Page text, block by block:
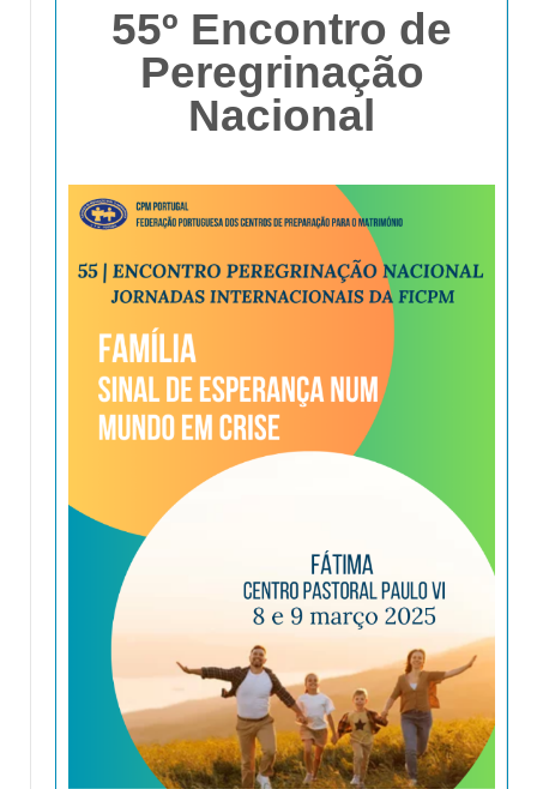
55º Encontro de
Peregrinação
Nacional